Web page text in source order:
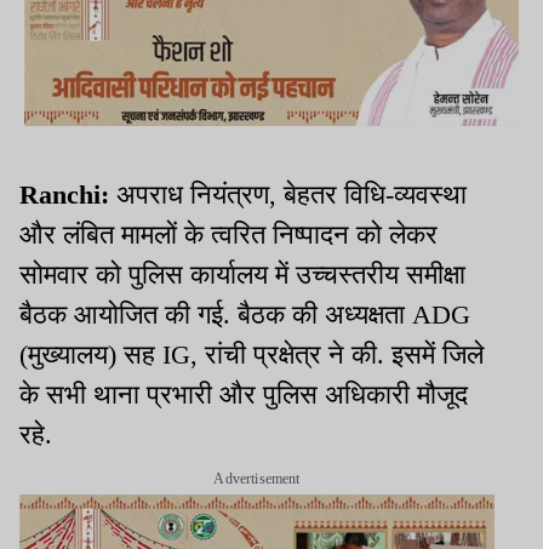
Ranchi: अपराध नियंत्रण, बेहतर विधि-व्यवस्था
और लंबित मामलों के त्वरित निष्पादन को लेकर
सोमवार को पुलिस कार्यालय में उच्चस्तरीय समीक्षा
बैठक आयोजित की गई. बैठक की अध्यक्षता ADG
(मुख्यालय) सह IG, रांची प्रक्षेत्र ने की. इसमें जिले
के सभी थाना प्रभारी और पुलिस अधिकारी मौजूद
रहे.
Advertisement